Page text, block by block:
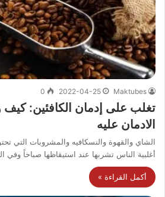
Maktubes
2022-04-25
0
تغلب على إدمان الكافئين:
الادمان عليه
الشاي والقهوة والنسكافيه والمشروبات التي
أغلبية الناس تشربها عند استيقاظها صباحاً
أكمل القراءة »